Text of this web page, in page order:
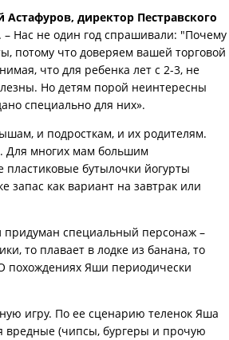
Астафуров, директор Пестравского
. – Нас не один год спрашивали: "Почему
потому что доверяем вашей торговой
что для ребенка лет с 2-3, не
Но детям порой неинтересны
специально для них».
и подросткам, и их родителям.
Для многих мам большим
бутылочки йогурты
запас как вариант на завтрак или
придуман специальный персонаж –
то плавает в лодке из банана, то
похождениях Яши периодически
игру. По ее сценарию теленок Яша
вредные (чипсы, бургеры и прочую